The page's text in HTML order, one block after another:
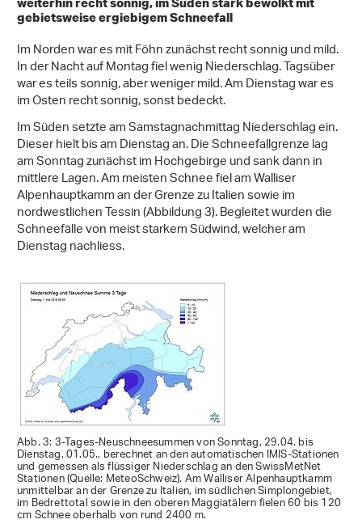
gebietsweise ergiebigem Schneefall
Im Norden war es mit Föhn zunächst recht sonnig und mild.
In der Nacht auf Montag fiel wenig Niederschlag. Tagsüber
war es teils sonnig, aber weniger mild. Am Dienstag war es
im Osten recht sonnig, sonst bedeckt.
Im Süden setzte am Samstagnachmittag Niederschlag ein.
Dieser hielt bis am Dienstag an. Die Schneefallgrenze lag
am Sonntag zunächst im Hochgebirge und sank dann in
mittlere Lagen. Am meisten Schnee fiel am Walliser
Alpenhauptkamm an der Grenze zu Italien sowie im
nordwestlichen Tessin (Abbildung 3). Begleitet wurden die
Schneefälle von meist starkem Südwind, welcher am
Dienstag nachliess.
Abb. 3: 3-Tages-Neuschneesummen von Sonntag, 29.04. bis
Dienstag, 01.05., berechnet an den automatischen IMIS-Stationen
und gemessen als flüssiger Niederschlag an den SwissMetNet
Stationen (Quelle: MeteoSchweiz). Am Walliser Alpenhauptkamm
unmittelbar an der Grenze zu Italien, im südlichen Simplongebiet,
im Bedrettotal sowie in den oberen Maggiatälern fielen 60 bis 120
cm Schnee oberhalb von rund 2400 m.